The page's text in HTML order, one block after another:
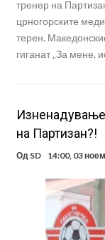
тренер на
црногорските
терен.
гиганат „За мене,
на Партизан?!
Од SD 14:00, 03